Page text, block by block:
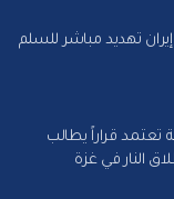
تهديد مباشر للسلم
تعتمد قراراً يطالب
النار في غزة